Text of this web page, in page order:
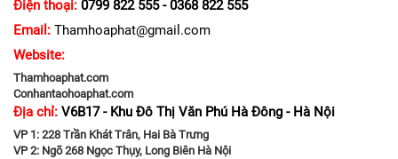
Điện thoại: 0799 822 555 - 0368 822 555
Email: Thamhoaphat@gmail.com
Website:
Thamhoaphat.com
Conhantaohoaphat.com
Địa chỉ: V6B17 - Khu Đô Thị Văn Phú Hà Đông - Hà Nội
VP 1: 228 Trần Khát Trân, Hai Bà Trưng
VP 2: Ngõ 268 Ngọc Thụy, Long Biên Hà Nội